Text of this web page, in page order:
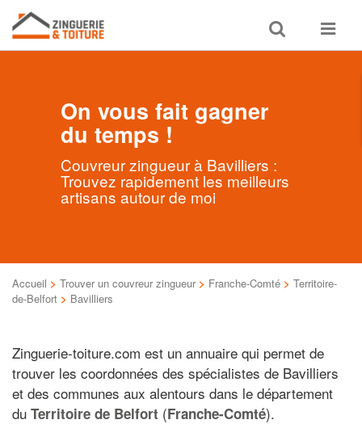
Toggle
search
Toggle
On vous fait gagner
du temps !
Couvreur zingueur à Bavilliers :
Trouvez rapidement les meilleurs
artisans autour de moi
Accueil > Trouver un couvreur zingueur > Franche-Comté > Territoire-
de-Belfort > Bavilliers
Zinguerie-toiture.com est un annuaire qui permet de
trouver les coordonnées des spécialistes de Bavilliers
et des communes aux alentours dans le département
du Territoire de Belfort (Franche-Comté).